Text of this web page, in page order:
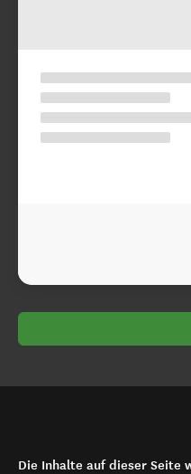
Die Inhalte auf dieser Seite